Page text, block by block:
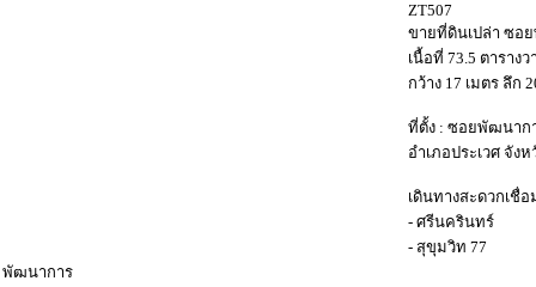
ZT507
ขายที่ดินเปล่า ซอ
เนื้อที่ 73.5 ตารางว
กว้าง 17 เมตร ลึก
ที่ตั้ง : ซอยพัฒนาก
อำเภอประเวศ จัง
เดินทางสะดวกเชื่
- ศรีนครินทร์
- สุขุมวิท 77
พัฒนาการ